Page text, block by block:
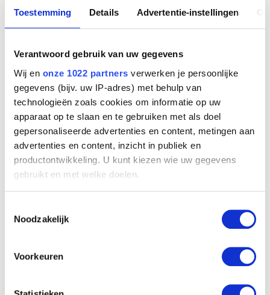
Toestemming Details Advertentie-instellingen
Verantwoord gebruik van uw gegevens
Wij en onze 1022 partners verwerken je persoonlijke
gegevens (bijv. uw IP-adres) met behulp van
technologieën zoals cookies om informatie op uw
apparaat op te slaan en te gebruiken met als doel
gepersonaliseerde advertenties en content, metingen aan
advertenties en content, inzicht in publiek en
productontwikkeling. U kunt kiezen wie uw gegevens
gebruikt en met welke doelen.
Informatie verzamelen over uw geografische
locatie, die tot een paar meter nauwkeurig kan zijn
scannen op specifieke eigenschappen (fingerprinting)
detailgedeeltein.
Noodzakelijk
Voorkeuren
God de Vader met de wereld in zijn hand - keerzijde: Studies voor putti